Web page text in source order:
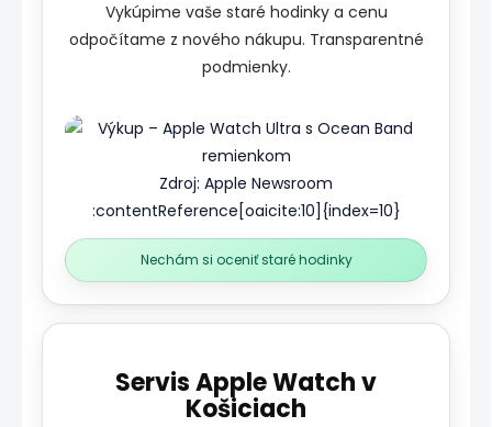
Vykúpime vaše staré hodinky a cenu
odpočítame z nového nákupu. Transparentné
podmienky.
Zdroj: Apple Newsroom
:contentReference[oaicite:10]{index=10}
Nechám si oceniť staré hodinky
Servis Apple Watch v
Košiciach